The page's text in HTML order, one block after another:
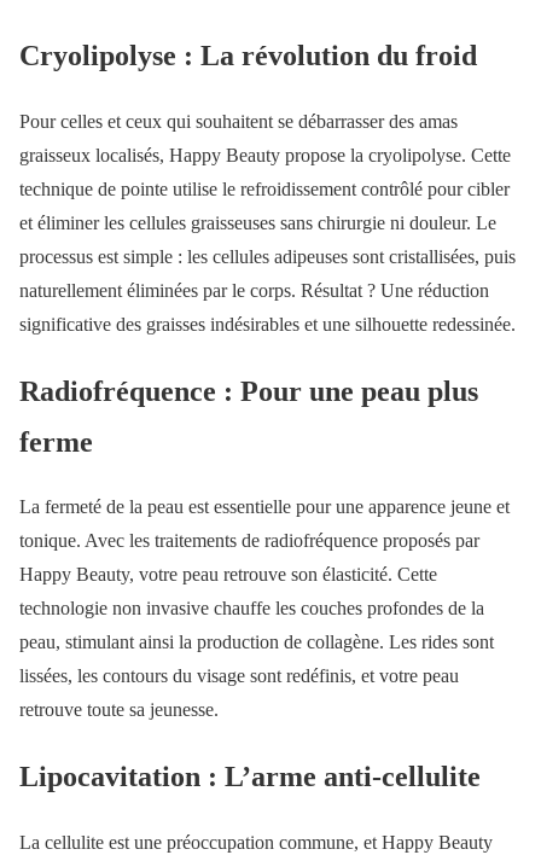
Cryolipolyse : La révolution du froid
Pour celles et ceux qui souhaitent se débarrasser des amas
graisseux localisés, Happy Beauty propose la cryolipolyse. Cette
technique de pointe utilise le refroidissement contrôlé pour cibler
et éliminer les cellules graisseuses sans chirurgie ni douleur. Le
processus est simple : les cellules adipeuses sont cristallisées, puis
naturellement éliminées par le corps. Résultat ? Une réduction
significative des graisses indésirables et une silhouette redessinée.
Radiofréquence : Pour une peau plus
ferme
La fermeté de la peau est essentielle pour une apparence jeune et
tonique. Avec les traitements de radiofréquence proposés par
Happy Beauty, votre peau retrouve son élasticité. Cette
technologie non invasive chauffe les couches profondes de la
peau, stimulant ainsi la production de collagène. Les rides sont
lissées, les contours du visage sont redéfinis, et votre peau
retrouve toute sa jeunesse.
Lipocavitation : L’arme anti-cellulite
La cellulite est une préoccupation commune, et Happy Beauty